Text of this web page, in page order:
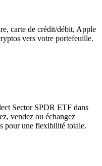
carte de crédit/débit, Apple
vers votre portefeuille.
Sector SPDR ETF dans
vendez ou échangez
pour une flexibilité totale.